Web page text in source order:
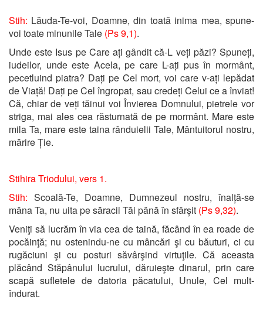
Stih: Lăuda-Te-voi, Doamne, din toată inima mea, spune-
voi toate minunile Tale (Ps 9,1).
Unde este Isus pe Care ați gândit că-L veți păzi? Spuneți,
iudeilor, unde este Acela, pe care L-ați pus în mormânt,
pecetluind piatra? Dați pe Cel mort, voi care v-ați lepădat
de Viață! Dați pe Cel îngropat, sau credeți Celui ce a înviat!
Că, chiar de veți tăinui voi Învierea Domnului, pietrele vor
striga, mai ales cea răsturnată de pe mormânt. Mare este
mila Ta, mare este taina rânduielii Tale, Mântuitorul nostru,
mărire Ție.
Stihira Triodului, vers 1.
Stih: Scoală-Te, Doamne, Dumnezeul nostru, înalță-se
mâna Ta, nu uita pe săracii Tăi până în sfârșit (Ps 9,32).
Veniţi să lucrăm în via cea de taină, făcând în ea roade de
pocăinţă; nu ostenindu-ne cu mâncări şi cu băuturi, ci cu
rugăciuni şi cu posturi săvârşind virtuţile. Că aceasta
plăcând Stăpânului lucrului, dăruieşte dinarul, prin care
scapă sufletele de datoria păcatului, Unule, Cel mult-
îndurat.